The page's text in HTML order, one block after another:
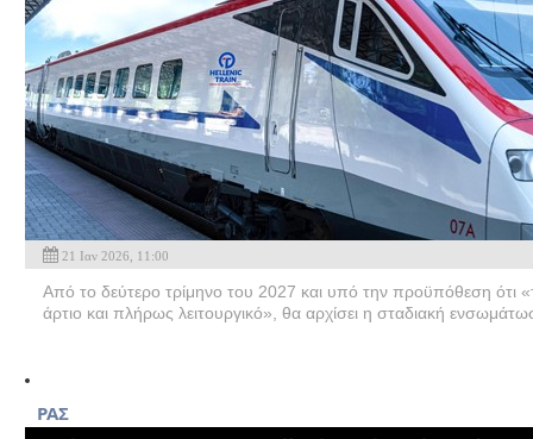
21 Ιαν 2026, 11:00
Από το δεύτερο τρίμηνο του 2027 και υπό την προϋπόθεση ότι
άρτιο και πλήρως λειτουργικό», θα αρχίσει η σταδιακή
ΡΑΣ